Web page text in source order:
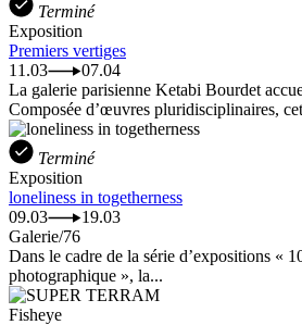
Terminé
Exposition
Premiers vertiges
11.03
07.04
La galerie parisienne Ketabi Bourdet
Composée d’œuvres pluridisciplinaires,
Terminé
Exposition
loneliness in togetherness
09.03
19.03
Galerie/76
Dans le cadre de la série d’expositions «
photographique », la...
Fisheye